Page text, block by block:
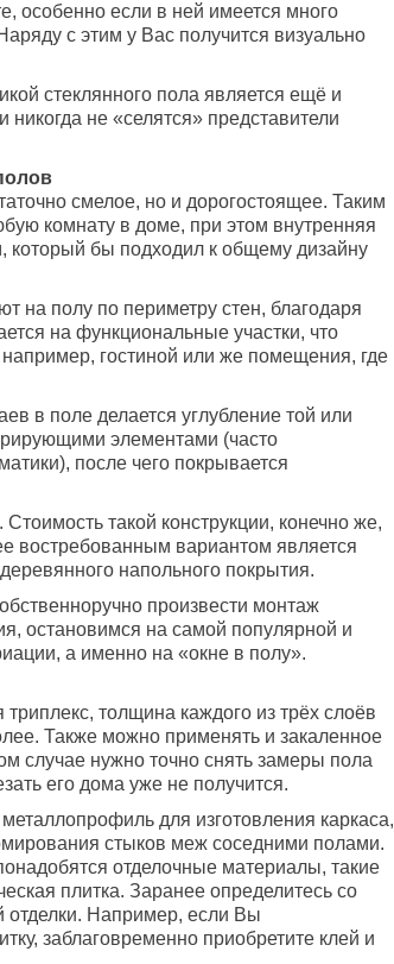
особенно если в ней имеется много
с этим у Вас получится визуально
стеклянного пола является ещё и
никогда не «селятся» представители
смелое, но и дорогостоящее. Таким
комнату в доме, при этом внутренняя
который бы подходил к общему дизайну
на полу по периметру стен, благодаря
на функциональные участки, что
гостиной или же помещения, где
в поле делается углубление той или
элементами (часто
после чего покрывается
. Стоимость такой конструкции, конечно же,
востребованным вариантом является
напольного покрытия.
произвести монтаж
остановимся на самой популярной и
а именно на «окне в полу».
толщина каждого из трёх слоёв
Также можно применять и закаленное
случае нужно точно снять замеры пола
его дома уже не получится.
для изготовления каркаса,
стыков меж соседними полами.
отделочные материалы, такие
плитка. Заранее определитесь со
отделки. Например, если Вы
заблаговременно приобретите клей и